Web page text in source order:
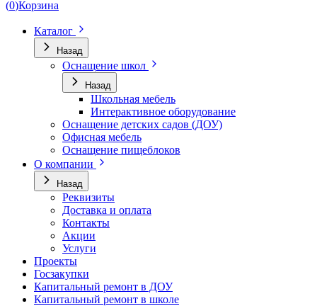
(0)Корзина
Каталог
Назад
Оснащение школ
Назад
Школьная мебель
Интерактивное оборудование
Оснащение детских садов (ДОУ)
Офисная мебель
Оснащение пищеблоков
О компании
Назад
Реквизиты
Доставка и оплата
Контакты
Акции
Услуги
Проекты
Госзакупки
Капитальный ремонт в ДОУ
Капитальный ремонт в школе